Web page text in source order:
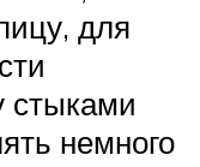
для
стыками
немного